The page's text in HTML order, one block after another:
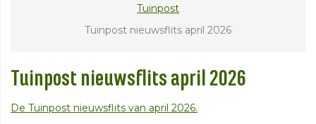
Tuinpost
Tuinpost nieuwsflits april 2026
Tuinpost nieuwsflits april 2026
De Tuinpost nieuwsflits van april 2026.